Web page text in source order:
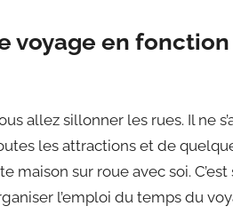
voyage en
allez sillonner les rues. Il ne
les attractions et de
maison sur roue avec soi.
l’emploi du temps du